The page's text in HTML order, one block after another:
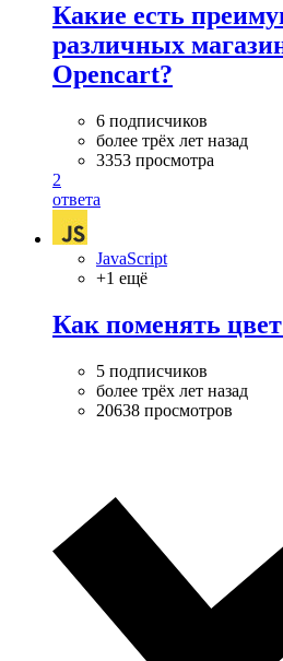
Какие есть
различных
Opencart?
6 подписчиков
более трёх лет назад
3353 просмотра
2
ответа
JavaScript
+1 ещё
Как поменять
5 подписчиков
более трёх лет назад
20638 просмотров